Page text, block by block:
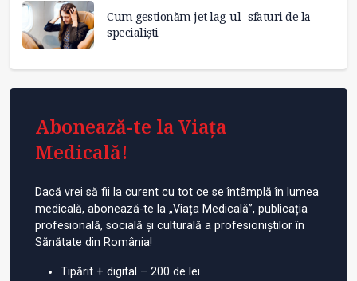
Cum gestionăm jet lag-ul- sfaturi de la
specialiști
Abonează-te la Viața
Medicală!
Dacă vrei să fii la curent cu tot ce se întâmplă în lumea
medicală, abonează-te la „Viața Medicală”, publicația
profesională, socială și culturală a profesioniștilor în
Sănătate din România!
Tipărit + digital – 200 de lei